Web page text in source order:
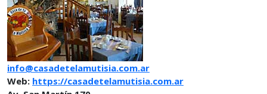
info@casadetelamutisia.com.ar
Web: https://casadetelamutisia.com.ar